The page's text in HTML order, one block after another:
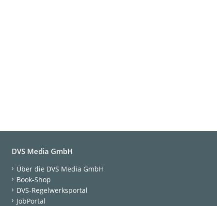
DVS Media GmbH
Über die DVS Media GmbH
Book-Shop
DVS-Regelwerksportal
JobPortal